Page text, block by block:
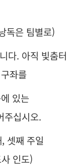
독은 팀별로)
다. 아직 빛춤터
좌를
있는
주십시오.
셋째 주일
인도)